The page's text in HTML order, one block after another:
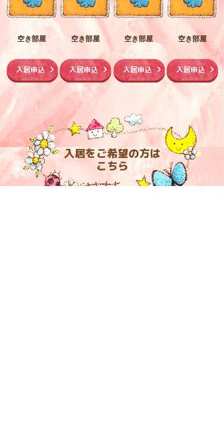
空き部屋
入居申込
空き部屋
入居申込
空き部屋
入居申込
空き部屋
入居申込
入居をご希望の方は
こちら